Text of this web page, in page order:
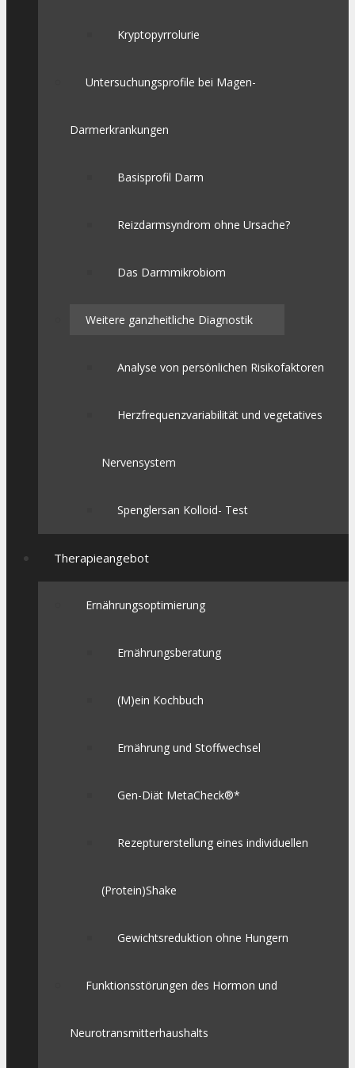
Kryptopyrrolurie
Untersuchungsprofile bei Magen-
Darmerkrankungen
Basisprofil Darm
Reizdarmsyndrom ohne Ursache?
Das Darmmikrobiom
Weitere ganzheitliche Diagnostik
Analyse von persönlichen Risikofaktoren
Herzfrequenzvariabilität und vegetatives
Nervensystem
Spenglersan Kolloid- Test
Therapieangebot
Ernährungsoptimierung
Ernährungsberatung
(M)ein Kochbuch
Ernährung und Stoffwechsel
Gen-Diät MetaCheck®*
Rezepturerstellung eines individuellen
(Protein)Shake
Gewichtsreduktion ohne Hungern
Funktionsstörungen des Hormon und
Neurotransmitterhaushalts